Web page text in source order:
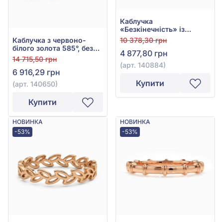
Каблучка з червоно-
білого золота 585°, без
вставки, арт. 140650
14 715,50 грн
6 916,29 грн
(арт. 140650)
Купити
Каблучка
«Безкінечність» із
червоного золота 585°,
арт. 140884
10 378,30 грн
4 877,80 грн
(арт. 140884)
Купити
НОВИНКА
-53%
НОВИНКА
-53%